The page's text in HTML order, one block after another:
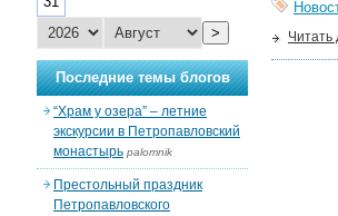
Читать
>
Последние темы блогов
“Храм у озера” – летние
экскурсии в Петропавловский
монастырь palomnik
Престольный праздник
Петропавловского